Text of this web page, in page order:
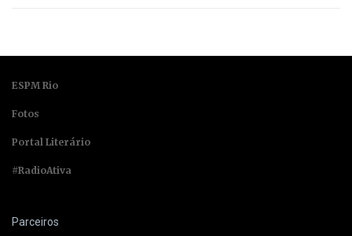
ESPM Rio
Fotos
Portal Literário
#RadioAtiva
Parceiros